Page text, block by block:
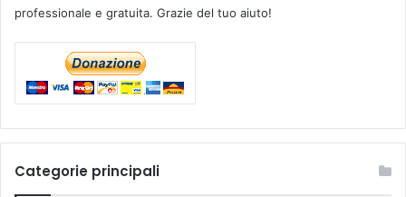
professionale e gratuita. Grazie del tuo aiuto!
Categorie principali